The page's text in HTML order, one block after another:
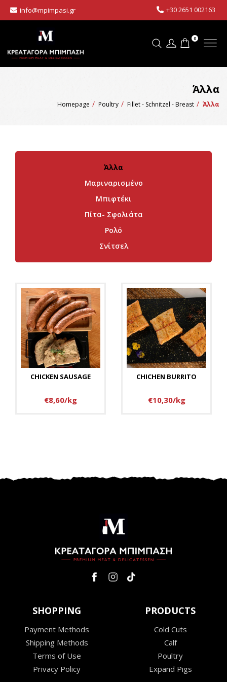
info@mpimpasi.gr +30 2651 002163
0
Άλλα
Homepage Poultry Fillet - Schnitzel - Breast Άλλα
Άλλα
Μαριναρισμένο
Μπιφτέκι
Πίτα- Σφολιάτα
Ρολό
Σνίτσελ
CHICKEN SAUSAGE
€8,60/kg
CHICHEN BURRITO
€10,30/kg
SHOPPING
Payment Methods
Shipping Methods
Terms of Use
Privacy Policy
PRODUCTS
Cold Cuts
Calf
Poultry
Expand Pigs